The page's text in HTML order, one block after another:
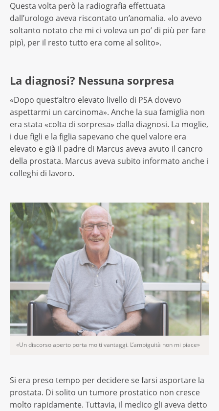
Questa volta però la radiografia effettuata
dall’urologo aveva riscontato un’anomalia. «Io avevo
soltanto notato che mi ci voleva un po’ di più per fare
pipì, per il resto tutto era come al solito».
La diagnosi? Nessuna sorpresa
«Dopo quest’altro elevato livello di PSA dovevo
aspettarmi un carcinoma». Anche la sua famiglia non
era stata «colta di sorpresa» dalla diagnosi. La moglie,
i due figli e la figlia sapevano che quel valore era
elevato e già il padre di Marcus aveva avuto il cancro
della prostata. Marcus aveva subito informato anche i
colleghi di lavoro.
«Un discorso aperto porta molti vantaggi. L’ambiguità non mi piace»
Si era preso tempo per decidere se farsi asportare la
prostata. Di solito un tumore prostatico non cresce
molto rapidamente. Tuttavia, il medico gli aveva detto